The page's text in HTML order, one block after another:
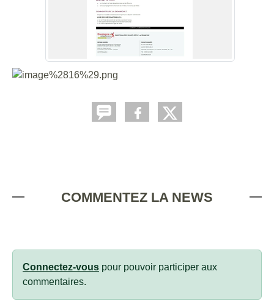
COMMENTEZ LA NEWS
Connectez-vous pour pouvoir participer aux
commentaires.